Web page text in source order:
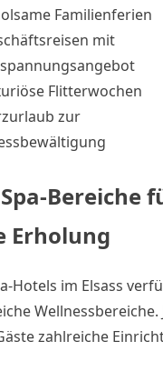
Familienferien
mit
Flitterwochen
zur
Bereiche
Erholung
Hotels im Elsass
Wellnessbereiche.
zahlreiche